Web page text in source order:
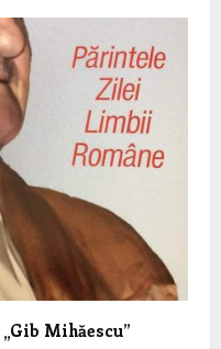
Mihăescu”